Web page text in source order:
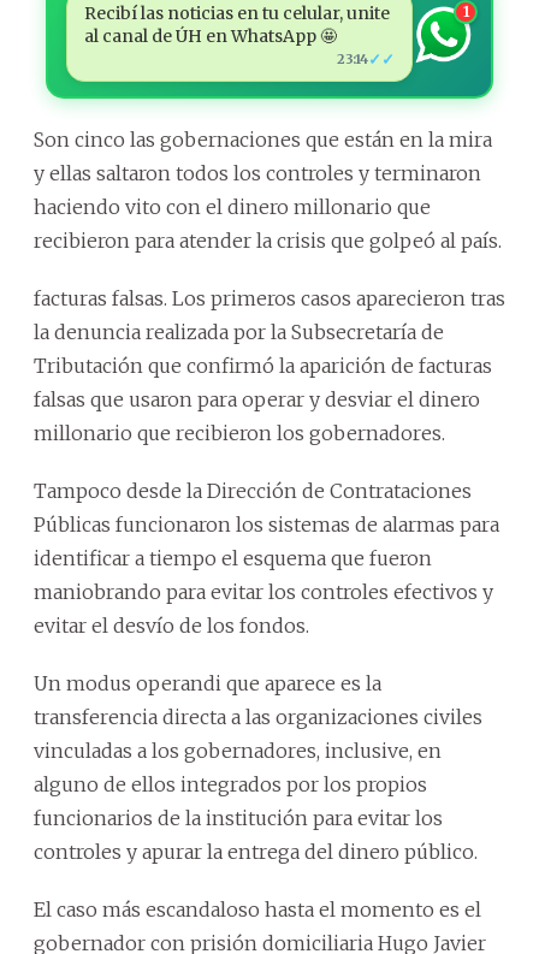
Recibí las noticias en tu celular, unite
al canal de ÚH en WhatsApp 🤩
23:14✓✓
1
Son cinco las gobernaciones que están en la mira
y ellas saltaron todos los controles y terminaron
haciendo vito con el dinero millonario que
recibieron para atender la crisis que golpeó al país.
facturas falsas. Los primeros casos aparecieron tras
la denuncia realizada por la Subsecretaría de
Tributación que confirmó la aparición de facturas
falsas que usaron para operar y desviar el dinero
millonario que recibieron los gobernadores.
Tampoco desde la Dirección de Contrataciones
Públicas funcionaron los sistemas de alarmas para
identificar a tiempo el esquema que fueron
maniobrando para evitar los controles efectivos y
evitar el desvío de los fondos.
Un modus operandi que aparece es la
transferencia directa a las organizaciones civiles
vinculadas a los gobernadores, inclusive, en
alguno de ellos integrados por los propios
funcionarios de la institución para evitar los
controles y apurar la entrega del dinero público.
El caso más escandaloso hasta el momento es el
gobernador con prisión domiciliaria Hugo Javier